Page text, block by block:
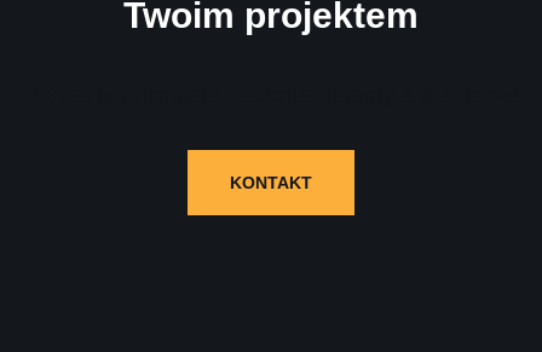
Twoim projektem
KONTAKT